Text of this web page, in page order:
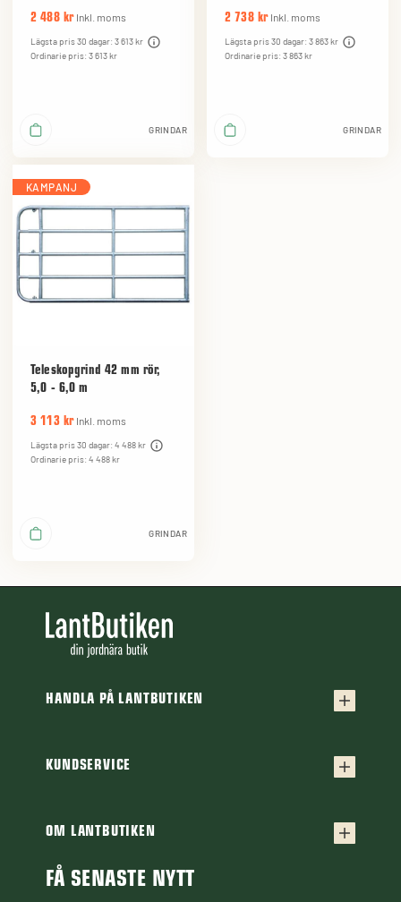
2 488 kr Inkl. moms
Lägsta pris 30 dagar: 3 613 kr
Ordinarie pris: 3 613 kr
GRINDAR
2 738 kr Inkl. moms
Lägsta pris 30 dagar: 3 863 kr
Ordinarie pris: 3 863 kr
GRINDAR
KAMPANJ
Teleskopgrind 42 mm rör,
5,0 - 6,0 m
3 113 kr Inkl. moms
Lägsta pris 30 dagar: 4 488 kr
Ordinarie pris: 4 488 kr
GRINDAR
HANDLA PÅ LANTBUTIKEN
Frakt & leverans
Finansiering
Guider & Artiklar
KUNDSERVICE
Frågor & svar
Cookiepolicy
OM LANTBUTIKEN
Om Lantbutiken
FÅ SENASTE NYTT